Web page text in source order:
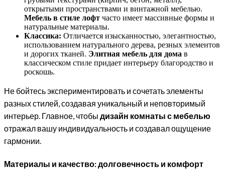
открытыми пространствами и винтажной мебелью.
Мебель в стиле лофт часто имеет массивные формы и
натуральные материалы.
Классика: Отличается изысканностью, элегантностью,
использованием натурального дерева, резных элементов
и дорогих тканей. Элитная мебель для дома в
классическом стиле придает интерьеру благородство и
роскошь.
Не бойтесь экспериментировать и сочетать элементы
разных стилей, создавая уникальный и неповторимый
интерьер. Главное, чтобы дизайн комнаты с мебелью
отражал вашу индивидуальность и создавал ощущение
гармонии.
Материалы и качество: долговечность и комфорт